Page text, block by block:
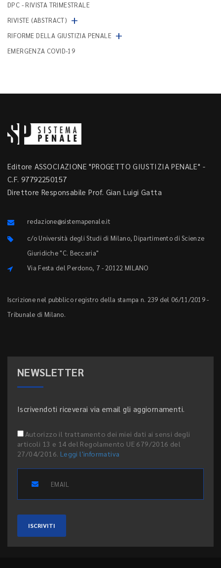
DPC - RIVISTA TRIMESTRALE
RIVISTE (ABSTRACT) +
RIFORME DELLA GIUSTIZIA PENALE +
EMERGENZA COVID-19
Editore ASSOCIAZIONE "PROGETTO GIUSTIZIA PENALE" -
C.F. 97792250157
Direttore Responsabile Prof. Gian Luigi Gatta
redazione@sistemapenale.it
c/o Università degli Studi di Milano, Dipartimento di Scienze
Giuridiche "C. Beccaria"
Via Festa del Perdono, 7 - 20122 MILANO
Iscrizione nel pubblico registro della stampa n. 239 del 06/11/2019 -
Tribunale di Milano.
NEWSLETTER
Iscrivendoti riceverai via email gli aggiornamenti.
Autorizzo il trattamento dei miei dati ai sensi degli
articoli 13 e 14 del Regolamento UE 679/2016 del
27/04/2016. Leggi l'informativa
ISCRIVITI